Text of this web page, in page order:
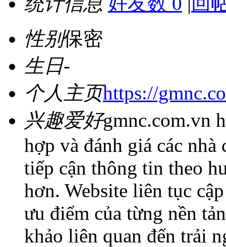
性别保密
生日-
个人主页https://
兴趣爱好gmnc.com.vn
hợp và đánh giá các
tiếp cận thông tin theo
hơn. Website liên tục
ưu điểm của từng nền
khảo liên quan đến trải